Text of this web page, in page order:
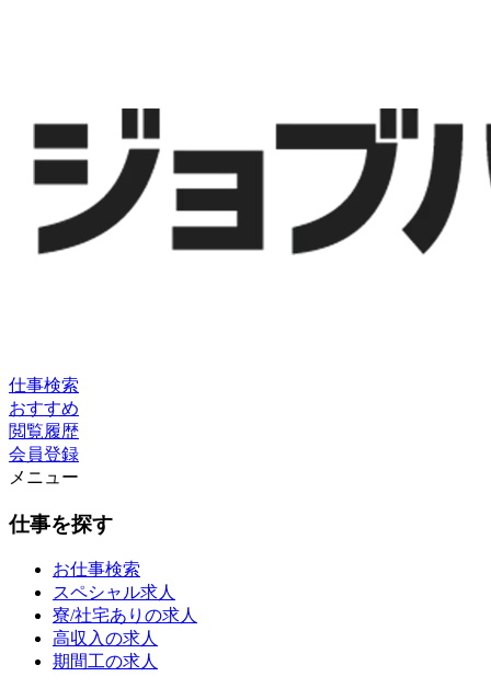
仕事検索
おすすめ
閲覧履歴
会員登録
メニュー
仕事を探す
お仕事検索
スペシャル求人
寮/社宅ありの求人
高収入の求人
期間工の求人